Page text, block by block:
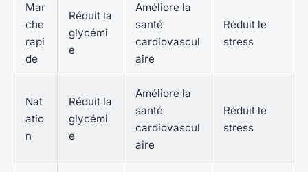
Mar
che
rapi
de
Réduit la
glycémi
e
Améliore la
santé
cardiovascul
aire
Réduit le
stress
Nat
atio
n
Réduit la
glycémi
e
Améliore la
santé
cardiovascul
aire
Réduit le
stress